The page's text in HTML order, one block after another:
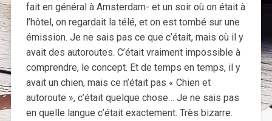
fait en général à Amsterdam- et un soir où on était à
l’hôtel, on regardait la télé, et on est tombé sur une
émission. Je ne sais pas ce que c’était, mais où il y
avait des autoroutes. C’était vraiment impossible à
comprendre, le concept. Et de temps en temps, il y
avait un chien, mais ce n’était pas « Chien et
autoroute », c’était quelque chose… Je ne sais pas
en quelle langue c’était exactement. Très bizarre.